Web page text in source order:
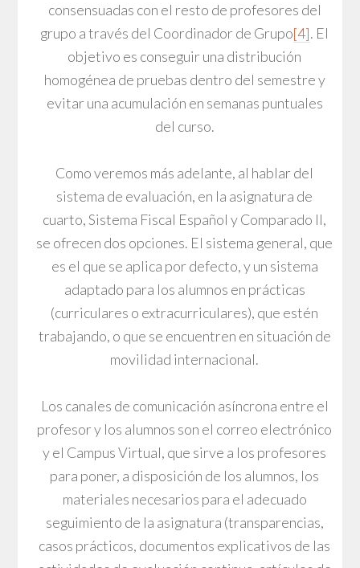
consensuadas con el resto de profesores del
grupo a través del Coordinador de Grupo[4]. El
objetivo es conseguir una distribución
homogénea de pruebas dentro del semestre y
evitar una acumulación en semanas puntuales
del curso.
Como veremos más adelante, al hablar del
sistema de evaluación, en la asignatura de
cuarto, Sistema Fiscal Español y Comparado II,
se ofrecen dos opciones. El sistema general, que
es el que se aplica por defecto, y un sistema
adaptado para los alumnos en prácticas
(curriculares o extracurriculares), que estén
trabajando, o que se encuentren en situación de
movilidad internacional.
Los canales de comunicación asíncrona entre el
profesor y los alumnos son el correo electrónico
y el Campus Virtual, que sirve a los profesores
para poner, a disposición de los alumnos, los
materiales necesarios para el adecuado
seguimiento de la asignatura (transparencias,
casos prácticos, documentos explicativos de las